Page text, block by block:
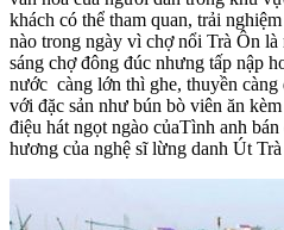
khách có thể tham quan, trải
nào trong ngày vì chợ nổi Trà Ôn
sáng chợ đông đúc nhưng tấp nập
nước càng lớn thì ghe, thuyền
với đặc sản như bún bò viên ăn
điệu hát ngọt ngào củaTình anh
hương của nghệ sĩ lừng danh Út